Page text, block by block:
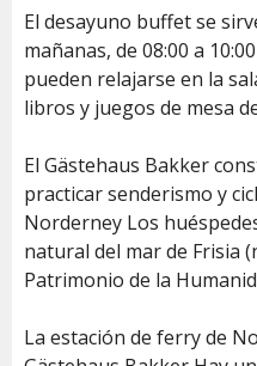
El desayuno buffet se
mañanas, de 08:00 a
pueden relajarse en la
libros y juegos de mesa
El Gästehaus Bakker
practicar senderismo y
Norderney Los
natural del mar de Frisia
Patrimonio de la
La estación de ferry de